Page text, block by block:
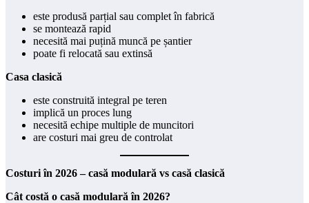
este produsă parțial sau complet în fabrică
se montează rapid
necesită mai puțină muncă pe șantier
poate fi relocată sau extinsă
Casa clasică
este construită integral pe teren
implică un proces lung
necesită echipe multiple de muncitori
are costuri mai greu de controlat
Costuri în 2026 – casă modulară vs casă clasică
Cât costă o casă modulară în 2026?